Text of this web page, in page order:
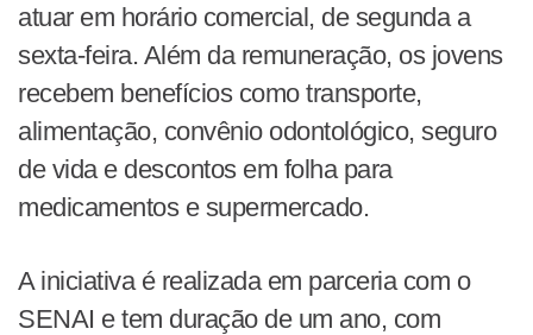
atuar em horário comercial, de segunda a
sexta-feira. Além da remuneração, os jovens
recebem benefícios como transporte,
alimentação, convênio odontológico, seguro
de vida e descontos em folha para
medicamentos e supermercado.
A iniciativa é realizada em parceria com o
SENAI e tem duração de um ano, com